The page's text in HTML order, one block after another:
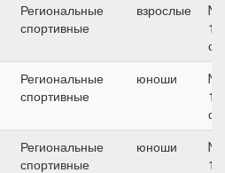
Региональные
спортивные
взрослые
см
Региональные
спортивные
юноши
см
Региональные
спортивные
юноши